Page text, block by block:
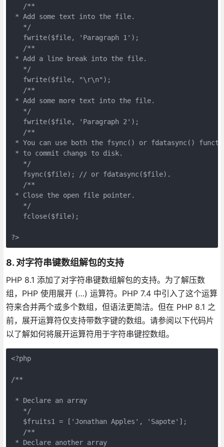
   /**
* Add some text into the file.
   */
   fwrite($file, 'Paragraph 1');
   /**
* Add a line break into the file.
   */
   fwrite($file, "\r\n");
   /**
* Add some more text into the file.
   */
   fwrite($file, 'Paragraph 2');
   /**
* You can use both the fsync() or fdatasync()
* to commit changs to disk.
   */
   fsync($file); // or fdatasync($file).
   /**
* Close the open file pointer.
   */
   fclose($file);
?>
8. 对字符串键数组解包的支持
PHP 8.1 添加了对字符串键数组解包的支持。为了解压数
组，PHP 使用展开 (…) 运算符。PHP 7.4 中引入了这个运算
符来合并两个或多个数组，但语法更简洁。但在 PHP 8.1 之
前，展开运算符仅支持带数字键的数组。请参阅以下代码片
以了解如何将展开运算符用于字符串键控数组。
<?php
/**
* Declare an array
   */
   $fruits1 = ['Jonathan Apples', 'Sapote'];
   /**
* Declare another array